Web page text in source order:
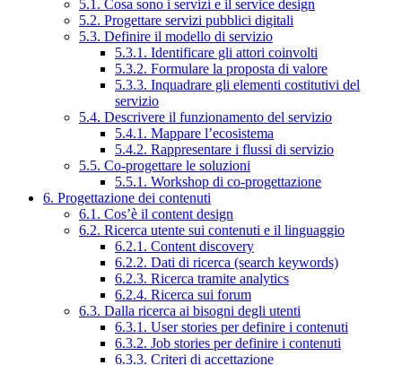
5.1. Cosa sono i servizi e il service design
5.2. Progettare servizi pubblici digitali
5.3. Definire il modello di servizio
5.3.1. Identificare gli attori coinvolti
5.3.2. Formulare la proposta di valore
5.3.3. Inquadrare gli elementi costitutivi del
servizio
5.4. Descrivere il funzionamento del servizio
5.4.1. Mappare l’ecosistema
5.4.2. Rappresentare i flussi di servizio
5.5. Co-progettare le soluzioni
5.5.1. Workshop di co-progettazione
6. Progettazione dei contenuti
6.1. Cos’è il content design
6.2. Ricerca utente sui contenuti e il linguaggio
6.2.1. Content discovery
6.2.2. Dati di ricerca (search keywords)
6.2.3. Ricerca tramite analytics
6.2.4. Ricerca sui forum
6.3. Dalla ricerca ai bisogni degli utenti
6.3.1. User stories per definire i contenuti
6.3.2. Job stories per definire i contenuti
6.3.3. Criteri di accettazione